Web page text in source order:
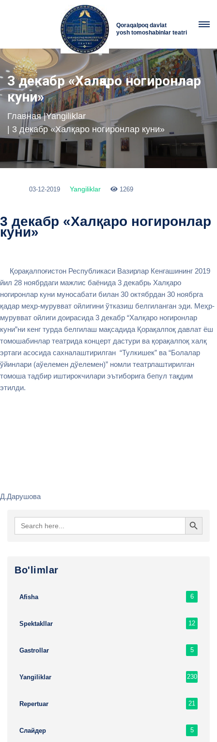
Qoraqalpoq davlat
yosh tomoshabinlar teatri
3 декабр «Халқаро ногиронлар
куни»
Главная |Yangiliklar
| 3 декабр «Халқаро ногиронлар куни»
03-12-2019 Yangiliklar 1269
3 декабр «Халқаро ногиронлар
куни»
Қорақалпоғистон Республикаси Вазирлар Кенгашининг 2019
йил 28 ноябрдаги мажлис баёнида 3 декабрь Халқаро
ногиронлар куни муносабати билан 30 октябрдан 30 ноябрга
қадар меҳр-мурувват ойлигини ўтказиш белгиланган эди. Меҳр-
мурувват ойлиги доирасида 3 декабр “Халқаро ногиронлар
куни”ни кенг турда белгилаш мақсадида Қорақалпоқ давлат ёш
томошабинлар театрида концерт дастури ва қорақалпоқ халқ
эртаги асосида сахналаштирилган “Тулкишек” ва “Болалар
ўйинлари (аўелемен дўелемен)” номли театрлаштирилган
томоша тадбир иштирокчилари эътиборига бепул тақдим
этилди.
Д.Дарушова
Search
for:
Search Button
Bo'limlar
Afisha 6
Spektakllar 12
Gastrollar 5
Yangiliklar 230
Repertuar 21
Слайдер 5